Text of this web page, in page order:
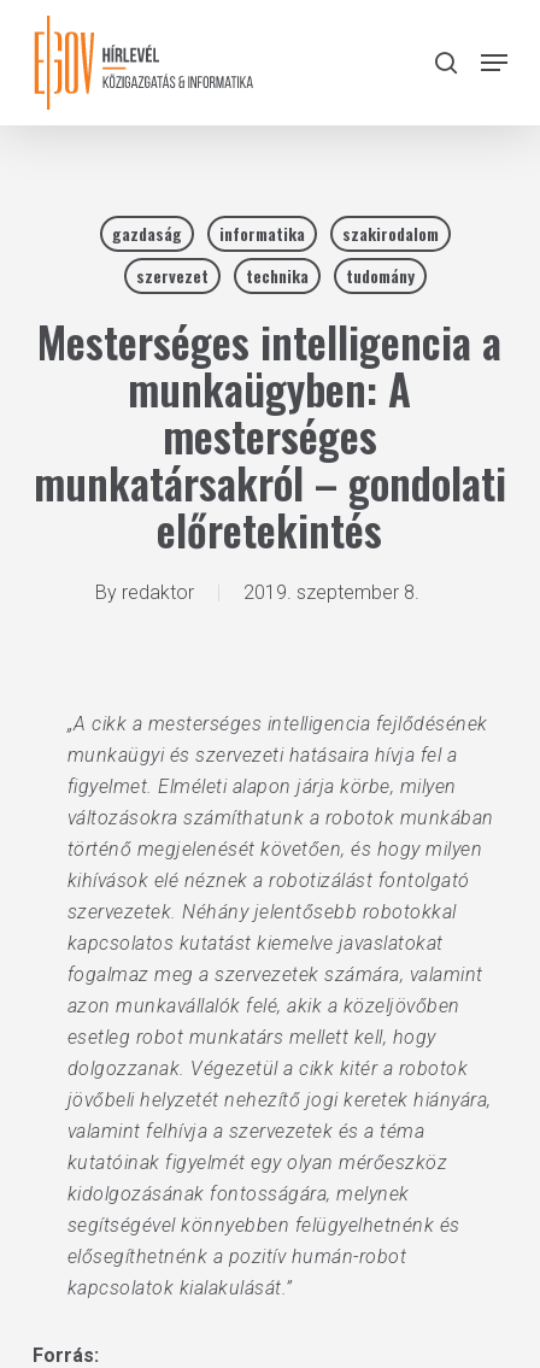
content
search
Menu
gazdaság informatika
szakirodalom
szervezet
technika tudomány
Mesterséges intelligencia a
munkaügyben: A
mesterséges
munkatársakról – gondolati
előretekintés
By redaktor 2019. szeptember 8.
„A cikk a mesterséges intelligencia fejlődésének
munkaügyi és szervezeti hatásaira hívja fel a
figyelmet. Elméleti alapon járja körbe, milyen
változásokra számíthatunk a robotok munkában
történő megjelenését követően, és hogy milyen
kihívások elé néznek a robotizálást fontolgató
szervezetek. Néhány jelentősebb robotokkal
kapcsolatos kutatást kiemelve javaslatokat
fogalmaz meg a szervezetek számára, valamint
azon munkavállalók felé, akik a közeljövőben
esetleg robot munkatárs mellett kell, hogy
dolgozzanak. Végezetül a cikk kitér a robotok
jövőbeli helyzetét nehezítő jogi keretek hiányára,
valamint felhívja a szervezetek és a téma
kutatóinak figyelmét egy olyan mérőeszköz
kidolgozásának fontosságára, melynek
segítségével könnyebben felügyelhetnénk és
elősegíthetnénk a pozitív humán-robot
kapcsolatok kialakulását.”
Forrás:
Close